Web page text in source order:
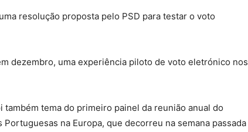
resolução proposta pelo PSD para testar o voto
dezembro, uma experiência piloto de voto eletrónico nos
tema do primeiro painel da reunião anual do
na Europa, que decorreu na semana passada